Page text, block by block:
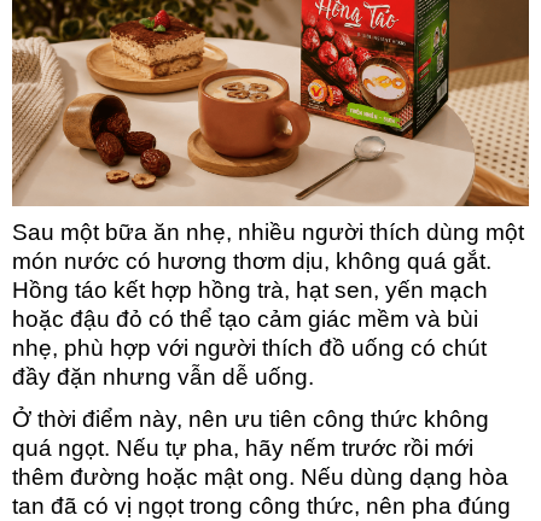
Sau một bữa ăn nhẹ, nhiều người thích dùng một
món nước có hương thơm dịu, không quá gắt.
Hồng táo kết hợp hồng trà, hạt sen, yến mạch
hoặc đậu đỏ có thể tạo cảm giác mềm và bùi
nhẹ, phù hợp với người thích đồ uống có chút
đầy đặn nhưng vẫn dễ uống.
Ở thời điểm này, nên ưu tiên công thức không
quá ngọt. Nếu tự pha, hãy nếm trước rồi mới
thêm đường hoặc mật ong. Nếu dùng dạng hòa
tan đã có vị ngọt trong công thức, nên pha đúng